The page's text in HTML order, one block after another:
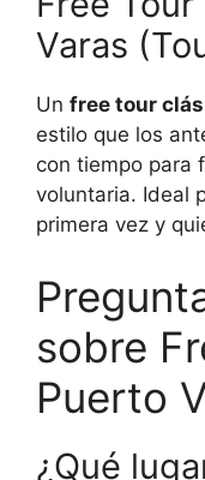
Varas
Un free tour
estilo que los
con tiempo para
voluntaria. Ideal
primera vez y
sobre
Puerto
¿Qué